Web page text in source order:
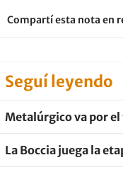
Compartí esta nota en
Seguí leyendo
Metalúrgico va por
La Boccia juega la